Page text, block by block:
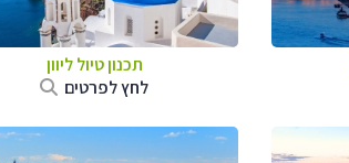
תכנון טיול ליוון
לחץ לפרטים